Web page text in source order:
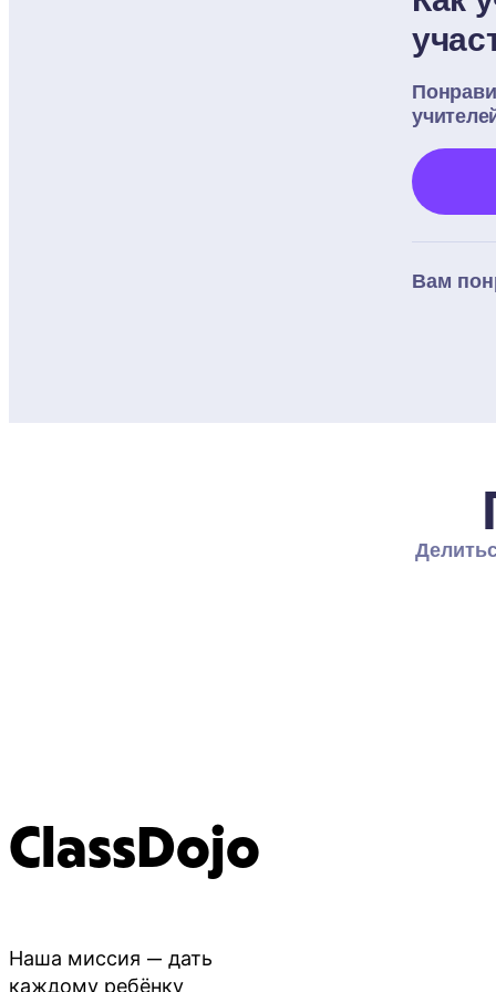
Вам
ClassDojo
Наша миссия — дать
каждому ребёнку